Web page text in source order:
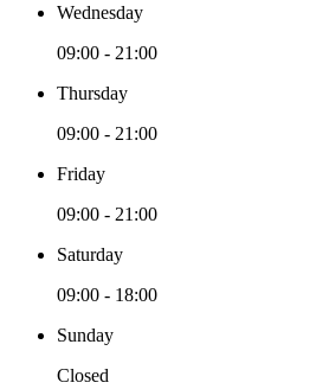
Wednesday
09:00 - 21:00
Thursday
09:00 - 21:00
Friday
09:00 - 21:00
Saturday
09:00 - 18:00
Sunday
Closed